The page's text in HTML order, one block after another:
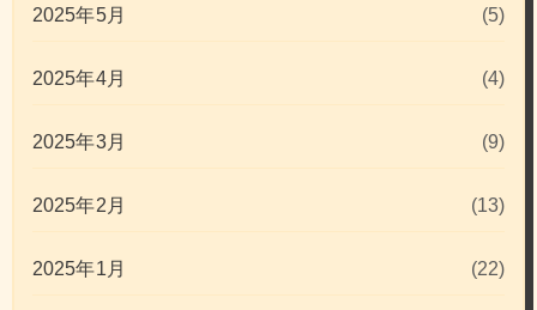
2025年5月 (5)
2025年4月 (4)
2025年3月 (9)
2025年2月 (13)
2025年1月 (22)